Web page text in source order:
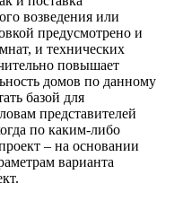
возведения или
предусмотрено и
и технических
повышает
домов по данному
базой для
представителей
по каким-либо
– на основании
варианта